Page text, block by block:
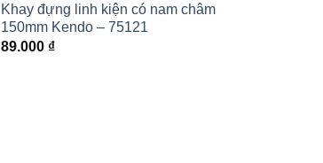
Khay đựng linh kiện có nam châm
150mm Kendo – 75121
89.000 ₫